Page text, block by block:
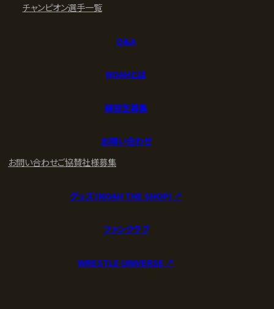
チャンピオン選手一覧
Q&A
NOAHとは
練習生募集
お問い合わせ
お問い合わせご協賛社様募集
グッズ (NOAH THE SHOP) ↗︎
ファンクラブ
WRESTLE UNIVERSE ↗︎